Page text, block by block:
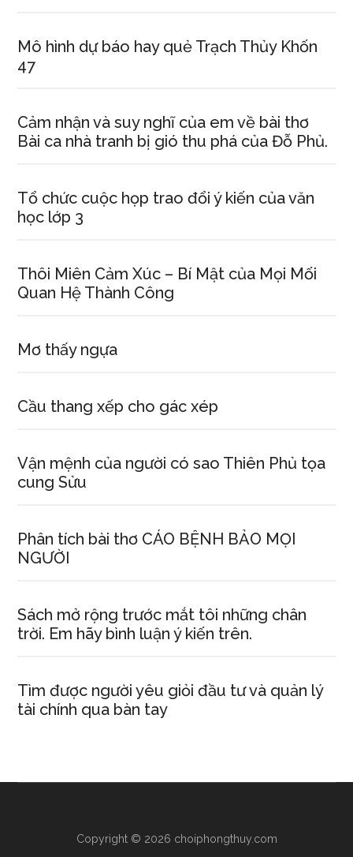
Mô hình dự báo hay quẻ Trạch Thủy Khốn
47
Cảm nhận và suy nghĩ của em về bài thơ
Bài ca nhà tranh bị gió thu phá của Đỗ Phủ.
Tổ chức cuộc họp trao đổi ý kiến của văn
học lớp 3
Thôi Miên Cảm Xúc – Bí Mật của Mọi Mối
Quan Hệ Thành Công
Mơ thấy ngựa
Cầu thang xếp cho gác xép
Vận mệnh của người có sao Thiên Phủ tọa
cung Sửu
Phân tích bài thơ CÁO BỆNH BẢO MỌI
NGƯỜI
Sách mở rộng trước mắt tôi những chân
trời. Em hãy bình luận ý kiến trên.
Tìm được người yêu giỏi đầu tư và quản lý
tài chính qua bàn tay
Copyright © 2026 choiphongthuy.com